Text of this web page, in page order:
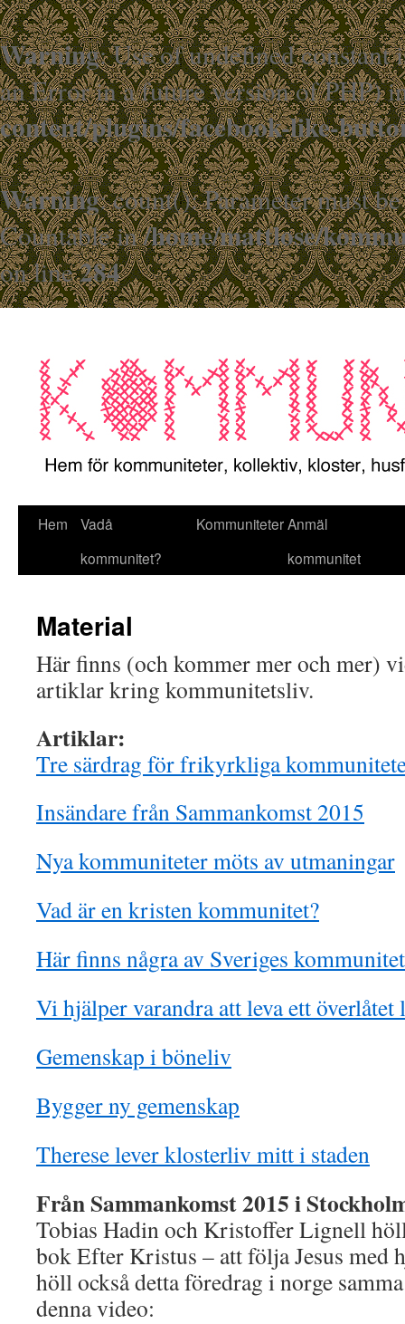
Warning: Use of undefined
an Error in a future version of PHP)
content/plugins/facebook-like-
Warning: count(): Parameter must
Countable in/home/mattlose/
on line284
Hem
Vadå
kommunitet?
KommuniteterAnmäl
kommunitet
Material
Här finns (och kommer mer och mer)
artiklar kring kommunitetsliv.
Artiklar:
Tre särdrag för frikyrkliga
Insändare från Sammankomst 2015
Nya kommuniteter möts av utmaningar
Vad är en kristen kommunitet?
Här finns några av Sveriges
Vi hjälper varandra att leva ett överlåtet
Gemenskap i böneliv
Bygger ny gemenskap
Therese lever klosterliv mitt i staden
Från Sammankomst 2015 i
Tobias Hadin och Kristoffer Lignell
bok Efter Kristus – att följa Jesus med
höll också detta föredrag i norge
denna video: